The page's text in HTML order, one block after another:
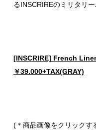
るINSCRIREのミリタリー
[INSCRIRE] French
￥39.000+TAX(GRAY)
(＊商品画像をクリックす